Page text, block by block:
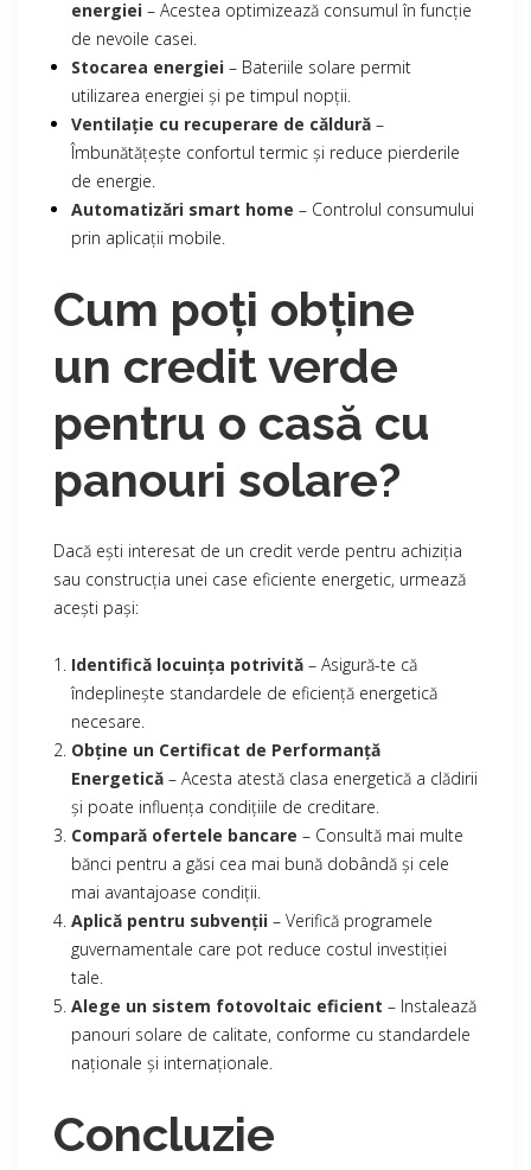
energiei – Acestea optimizează consumul în funcție
de nevoile casei.
Stocarea energiei – Bateriile solare permit
utilizarea energiei și pe timpul nopții.
Ventilație cu recuperare de căldură –
Îmbunătățește confortul termic și reduce pierderile
de energie.
Automatizări smart home – Controlul consumului
prin aplicații mobile.
Cum poți obține
un credit verde
pentru o casă cu
panouri solare?
Dacă ești interesat de un credit verde pentru achiziția
sau construcția unei case eficiente energetic, urmează
acești pași:
Identifică locuința potrivită – Asigură-te că
îndeplinește standardele de eficiență energetică
necesare.
Obține un Certificat de Performanță
Energetică – Acesta atestă clasa energetică a clădirii
și poate influența condițiile de creditare.
Compară ofertele bancare – Consultă mai multe
bănci pentru a găsi cea mai bună dobândă și cele
mai avantajoase condiții.
Aplică pentru subvenții – Verifică programele
guvernamentale care pot reduce costul investiției
tale.
Alege un sistem fotovoltaic eficient – Instalează
panouri solare de calitate, conforme cu standardele
naționale și internaționale.
Concluzie